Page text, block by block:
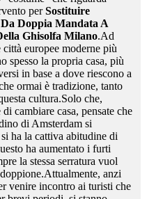
perSostituire
Doppia Mandata A
Ghisolfa Milano.Ad
europee moderne più
spesso la propria casa, più
in base a dove riescono a
ormai è tradizione, tanto
cultura.Solo che,
cambiare casa, pensate che
di Amsterdam si
ha la cattiva abitudine di
ha aumentato i furti
la stessa serratura vuol
anzi
venire incontro ai turisti che